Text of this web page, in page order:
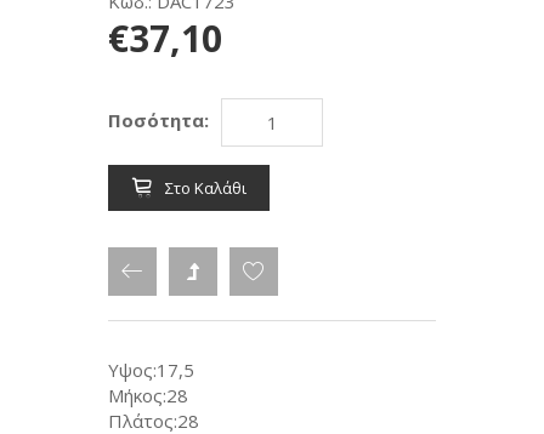
€37,10
Ποσότητα:
Στο Καλάθι
Υψος:17,5
Μήκος:28
Πλάτος:28